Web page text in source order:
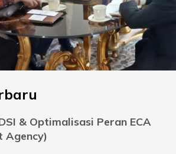
& Optimalisasi Peran ECA
Agency)